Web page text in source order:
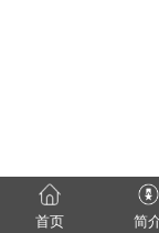
首页 简